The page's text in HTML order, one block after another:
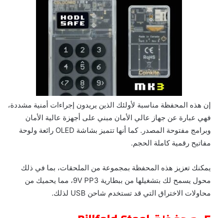
إن هذه المحفظة مناسبة لأولئك الذين يريدون إجراءات أمنية مشددة،
فهي عبارة عن جهاز عالي الأمان مبني على أجهزة عالية الأمان
وبرامج مفتوحة المصدر. كما أنها تتميز بشاشة OLED رائعة ولوحة
مفاتيح رقمية كاملة الحجم.
يمكنك تعزيز هذه المحفظة بمجموعة من الملحقات، بما في ذلك
محول يسمح لك بتشغيلها من ببطارية 9V PP3، مما يحميك من
محاولات الاختراق التي قد تستخدم شاحن USB لذلك.